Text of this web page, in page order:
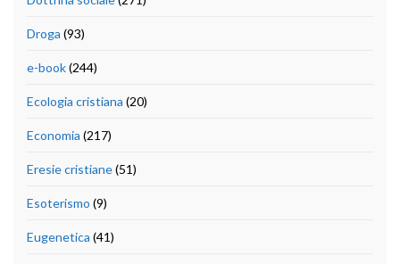
Droga (93)
e-book(244)
Ecologia cristiana (20)
Economia (217)
Eresie cristiane(51)
Esoterismo (9)
Eugenetica (41)